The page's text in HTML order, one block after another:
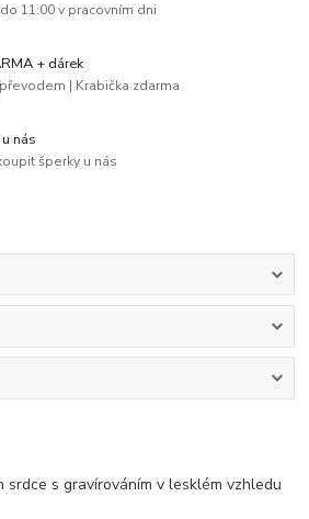
11:00 v pracovním dni
+ dárek
| Krabička zdarma
nás
šperky u nás
srdce s gravírováním v lesklém vzhledu